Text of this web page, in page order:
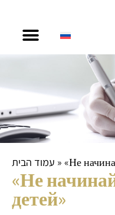
עמוד הבית » «Не
«Не
детей»